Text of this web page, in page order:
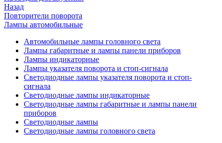
Назад
Повторители поворота
Лампы автомобильные
Автомобильные лампы головного света
Лампы габаритные и лампы панели приборов
Лампы индикаторные
Лампы указателя поворота и стоп-сигнала
Светодиодные лампы указателя поворота и стоп-
сигнала
Светодиодные лампы индикаторные
Светодиодные лампы габаритные и лампы панели
приборов
Светодиодные лампы
Светодиодные лампы головного света